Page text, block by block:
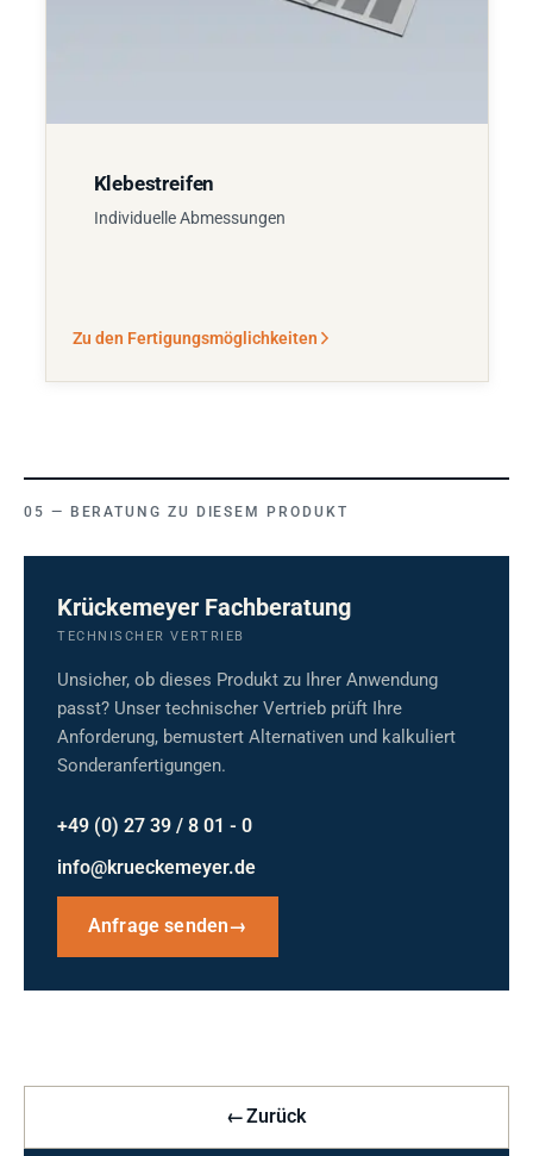
Klebestreifen
Individuelle Abmessungen
Zu den Fertigungsmöglichkeiten
BERATUNG ZU DIESEM PRODUKT
Krückemeyer Fachberatung
TECHNISCHER VERTRIEB
Unsicher, ob dieses Produkt zu Ihrer Anwendung
passt? Unser technischer Vertrieb prüft Ihre
Anforderung, bemustert Alternativen und kalkuliert
Sonderanfertigungen.
+49 (0) 27 39 / 8 01 - 0
info@krueckemeyer.de
Anfrage senden→
←Zurück